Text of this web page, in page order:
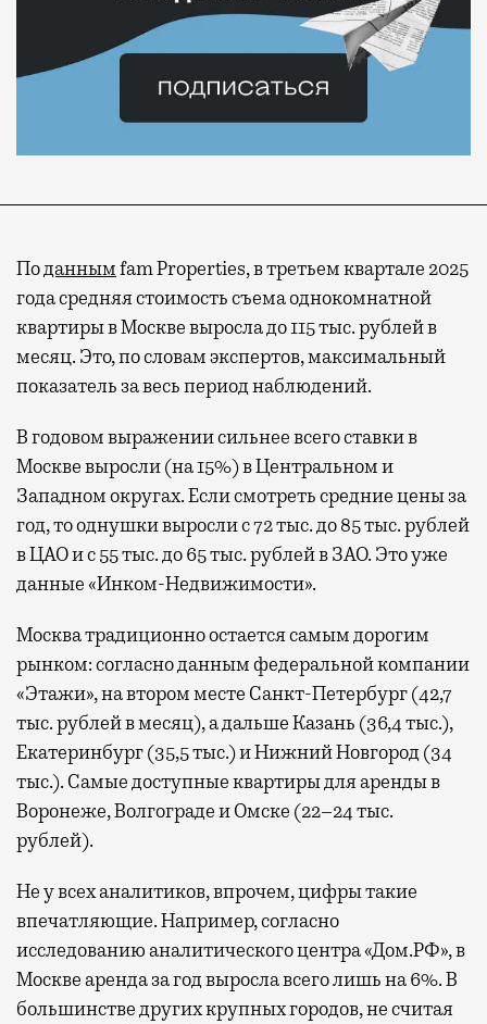
Поданнымfam Properties, в третьем квартале 2025
года средняя стоимость съема однокомнатной
квартиры в Москве выросла до 115 тыс. рублей в
месяц. Это, по словам экспертов, максимальный
показатель за весь период наблюдений.
В годовом выражении сильнее всего ставки в
Москве выросли (на 15%) в Центральном и
Западном округах. Если смотреть средние цены за
год, то однушки выросли с 72 тыс. до 85 тыс. рублей
в ЦАО и с 55 тыс. до 65 тыс. рублей в ЗАО. Это уже
данные «Инком-Недвижимости».
Москва традиционно остается самым дорогим
рынком: согласно данным федеральной компании
«Этажи», на втором месте Санкт-Петербург (42,7
тыс. рублей в месяц), а дальше Казань (36,4 тыс.),
Екатеринбург (35,5 тыс.) и Нижний Новгород (34
тыс.). Самые доступные квартиры для аренды в
Воронеже, Волгограде и Омске (22–24 тыс.
рублей).
Не у всех аналитиков, впрочем, цифры такие
впечатляющие. Например, согласно
исследованию аналитического центра «Дом.РФ», в
Москве аренда за год выросла всего лишь на 6%. В
большинстве других крупных городов, не считая